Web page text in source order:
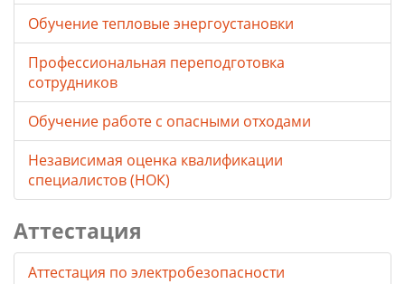
Обучение тепловые энергоустановки
Профессиональная переподготовка
сотрудников
Обучение работе с опасными отходами
Независимая оценка квалификации
специалистов (НОК)
Аттестация
Аттестация по электробезопасности